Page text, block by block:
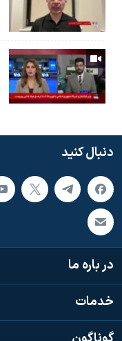
دنبال کنید
در باره ما
خدمات